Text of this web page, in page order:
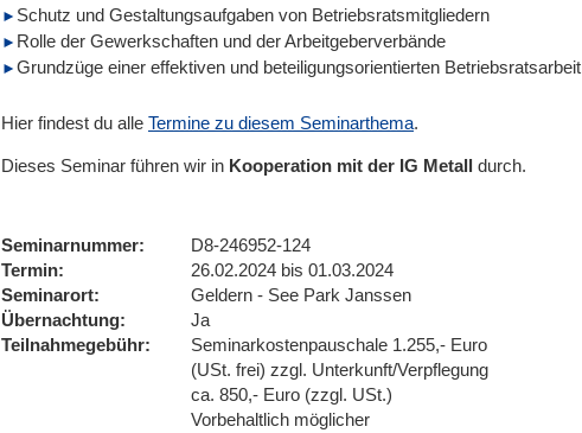
Schutz und Gestaltungsaufgaben von Betriebsratsmitgliedern
Rolle der Gewerkschaften und der Arbeitgeberverbände
Grundzüge einer effektiven und beteiligungsorientierten Betriebsratsarbeit
Hier findest du alle Termine zu diesem Seminarthema.
Dieses Seminar führen wir in Kooperation mit der IG Metall durch.
Seminarnummer
D8-246952-124
Termin
26.02.2024 bis 01.03.2024
Seminarort
Geldern - See Park Janssen
Übernachtung
Ja
Teilnahmegebühr
Seminarkostenpauschale 1.255,- Euro
(USt. frei) zzgl. Unterkunft/Verpflegung
ca. 850,- Euro (zzgl. USt.)
Vorbehaltlich möglicher